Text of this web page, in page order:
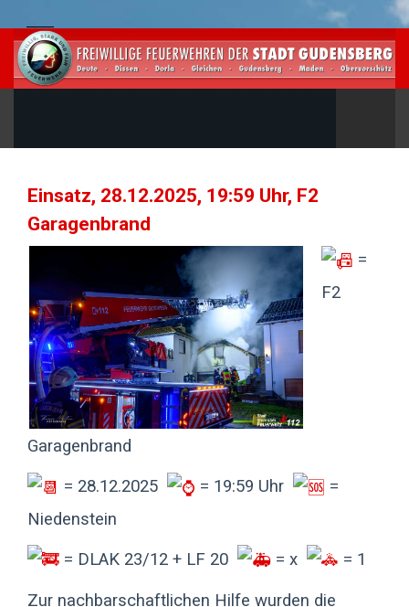
Einsatz, 28.12.2025, 19:59 Uhr, F2
Garagenbrand
=
F2
Garagenbrand
= 28.12.2025
= 19:59 Uhr
=
Niedenstein
= DLAK 23/12 + LF 20
= x = 1
Zur nachbarschaftlichen Hilfe wurden die